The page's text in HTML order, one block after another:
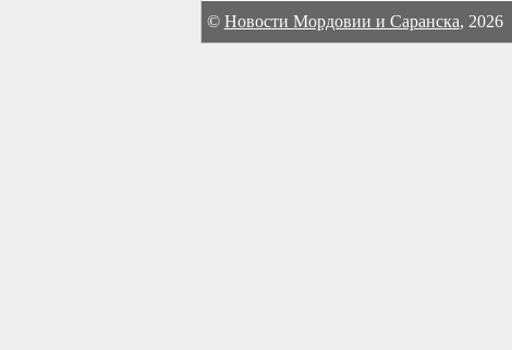
© Новости Мордовии и Саранска, 2026